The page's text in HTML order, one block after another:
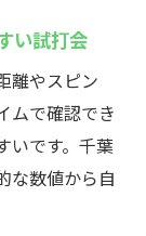
ラブ選び
ブ試打会
入前の失
い試打会
離やスピン
ムで確認でき
いです。千葉
な数値から自